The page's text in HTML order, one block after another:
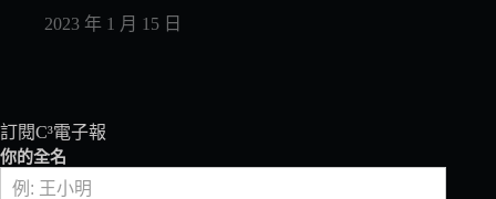
2023 年 1 月 15 日
訂閱C³電子報
你的全名